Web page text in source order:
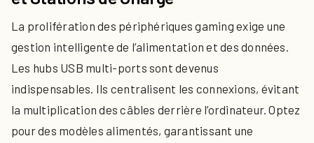
La prolifération des périphériques gaming exige une
gestion intelligente de l’alimentation et des données.
Les hubs USB multi-ports sont devenus
indispensables. Ils centralisent les connexions, évitant
la multiplication des câbles derrière l’ordinateur. Optez
pour des modèles alimentés, garantissant une